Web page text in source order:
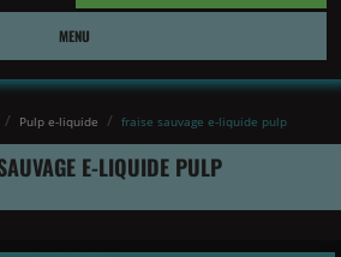
MENU
Pulp e-liquide fraise sauvage e-liquide pulp
E-LIQUIDE PULP